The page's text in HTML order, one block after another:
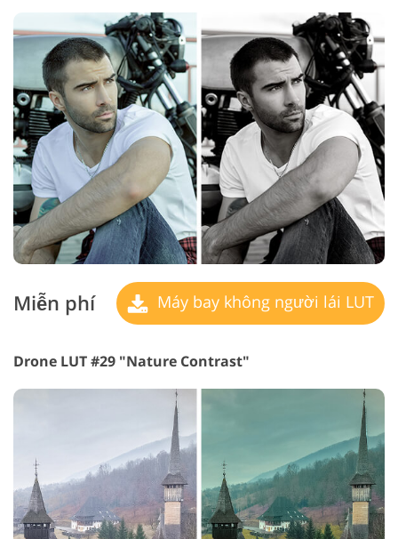
Miễn phí Máy bay không người lái LUT
Drone LUT #29 "Nature Contrast"